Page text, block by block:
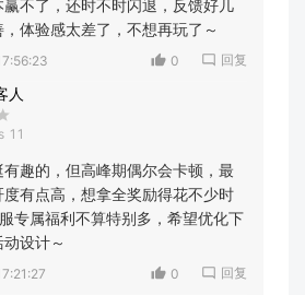
赢不了，还时不时闪退，反馈好几
体验感太差了，不想再玩了～
0 回复
人
11
趣的，但高峰期偶尔会卡顿，最
有点高，想拿全奖励得花不少时
专属福利不算特别多，希望优化下
设计～
0 回复